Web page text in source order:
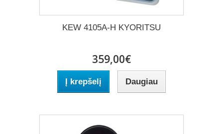
KEW 4105A-H KYORITSU
359,00€
Į krepšelį Daugiau